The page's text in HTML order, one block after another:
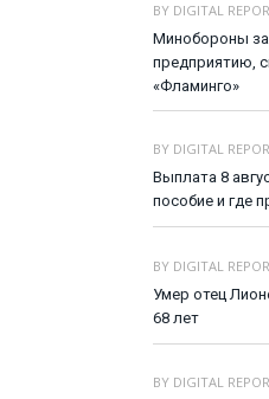
BY DIGITAL
Минобороны
предприятию,
«Фламинго»
BY DIGITAL
Выплата 8
пособие и где
BY DIGITAL
Умер отец
68 лет
BY DIGITAL